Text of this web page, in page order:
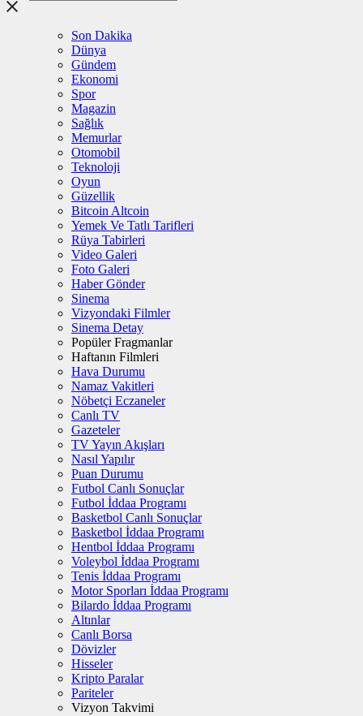
Son Dakika
Dünya
Gündem
Ekonomi
Spor
Magazin
Sağlık
Memurlar
Otomobil
Teknoloji
Oyun
Güzellik
Bitcoin Altcoin
Yemek Ve Tatlı Tarifleri
Rüya Tabirleri
Video Galeri
Foto Galeri
Haber Gönder
Sinema
Vizyondaki Filmler
Sinema Detay
Popüler Fragmanlar
Haftanın Filmleri
Hava Durumu
Namaz Vakitleri
Nöbetçi Eczaneler
Canlı TV
Gazeteler
TV Yayın Akışları
Nasıl Yapılır
Puan Durumu
Futbol Canlı Sonuçlar
Futbol İddaa Programı
Basketbol Canlı Sonuçlar
Basketbol İddaa Programı
Hentbol İddaa Programı
Voleybol İddaa Programı
Tenis İddaa Programı
Motor Sporları İddaa Programı
Bilardo İddaa Programı
Altınlar
Canlı Borsa
Dövizler
Hisseler
Kripto Paralar
Pariteler
Vizyon Takvimi